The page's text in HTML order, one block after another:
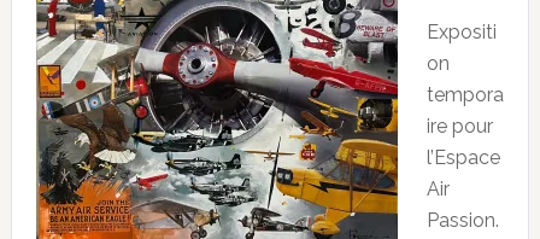
Expositi
on
tempora
ire pour
l’Espace
Air
Passion.